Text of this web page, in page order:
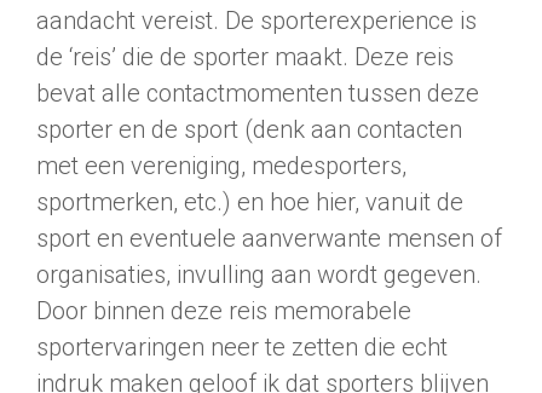
aandacht vereist. De sporterexperience is
de ‘reis’ die de sporter maakt. Deze reis
bevat alle contactmomenten tussen deze
sporter en de sport (denk aan contacten
met een vereniging, medesporters,
sportmerken, etc.) en hoe hier, vanuit de
sport en eventuele aanverwante mensen of
organisaties, invulling aan wordt gegeven.
Door binnen deze reis memorabele
sportervaringen neer te zetten die echt
indruk maken geloof ik dat sporters blijven